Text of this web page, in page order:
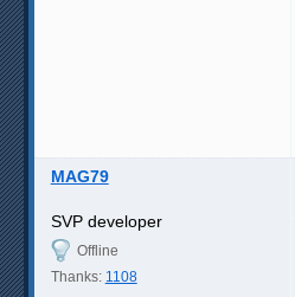
MAG79
SVP developer
Offline
Thanks: 1108